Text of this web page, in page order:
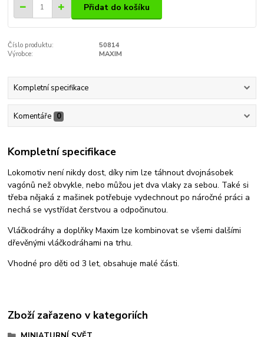
Přidat do košíku
Číslo produktu:
50814
Výrobce:
MAXIM
Kompletní specifikace
Komentáře 0
Kompletní specifikace
Lokomotiv není nikdy dost, díky nim lze táhnout dvojnásobek
vagónů než obvykle, nebo můžou jet dva vlaky za sebou. Také si
třeba nějaká z mašinek potřebuje vydechnout po náročné práci a
nechá se vystřídat čerstvou a odpočinutou.
Vláčkodráhy a doplňky Maxim lze kombinovat se všemi dalšími
dřevěnými vláčkodráhami na trhu.
Vhodné pro děti od 3 let, obsahuje malé části.
Zboží zařazeno v kategoriích